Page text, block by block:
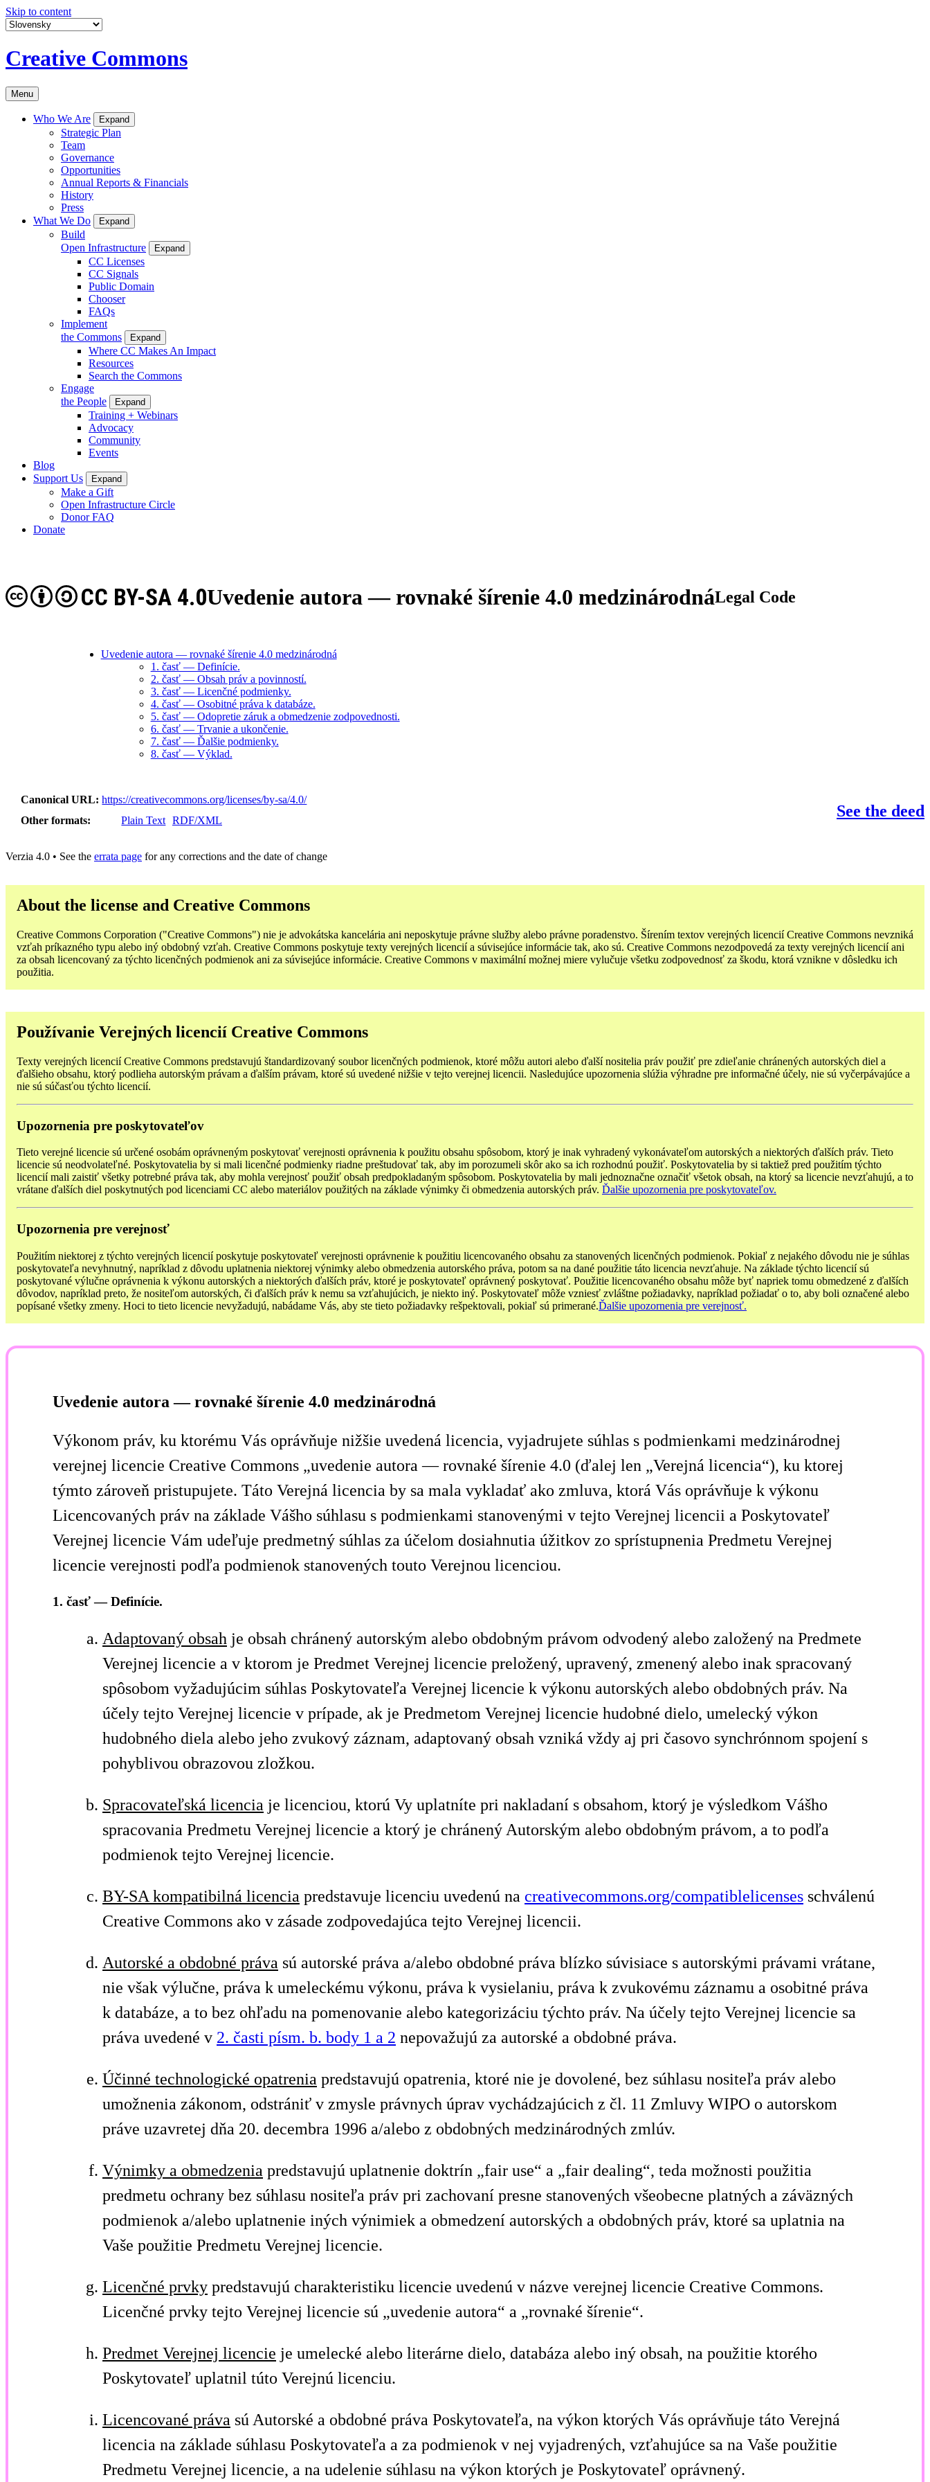
Skip to content
Creative Commons
Menu
Who We Are Expand
Strategic Plan
Team
Governance
Opportunities
Annual Reports & Financials
History
Press
What We Do
Expand
Build
Open Infrastructure
Expand
CC Licenses
CC Signals
Public Domain
Chooser
FAQs
Implement
the Commons
Expand
Where CC Makes An Impact
Resources
Search the Commons
Engage
the People
Expand
Training + Webinars
Advocacy
Community
Events
Blog
Support Us
Expand
Make a Gift
Open Infrastructure Circle
Donor FAQ
Donate
Uvedenie autora — rovnaké šírenie 4.0 medzinárodná
CC BY-SA 4.0 Legal Code
Uvedenie autora — rovnaké šírenie 4.0 medzinárodná
1. časť — Definície.
2. časť — Obsah práv a povinností.
3. časť — Licenčné podmienky.
4. časť — Osobitné práva k databáze.
5. časť — Odopretie záruk a obmedzenie zodpovednosti.
6. časť — Trvanie a ukončenie.
7. časť — Ďalšie podmienky.
8. časť — Výklad.
Canonical URL
https://creativecommons.org/licenses/by-sa/4.0/
Other formats
Plain Text RDF/XML
See the deed
Verzia 4.0 • See the errata page for any corrections and the date of change
About the license and Creative Commons
Creative Commons Corporation ("Creative Commons") nie je advokátska kancelária ani neposkytuje právne služby alebo právne poradenstvo. Šírením textov verejných licencií Creative Commons nevzniká
vzťah príkazného typu alebo iný obdobný vzťah. Creative Commons poskytuje texty verejných licencií a súvisejúce informácie tak, ako sú. Creative Commons nezodpovedá za texty verejných licencií ani
za obsah licencovaný za týchto licenčných podmienok ani za súvisejúce informácie. Creative Commons v maximální možnej miere vylučuje všetku zodpovednosť za škodu, ktorá vznikne v dôsledku ich
použitia.
Používanie Verejných licencií Creative Commons
Texty verejných licencií Creative Commons predstavujú štandardizovaný soubor licenčných podmienok, ktoré môžu autori alebo ďalší nositelia práv použiť pre zdieľanie chránených autorských diel a
ďalšieho obsahu, ktorý podlieha autorským právam a ďalším právam, ktoré sú uvedené nižšie v tejto verejnej licencii. Nasledujúce upozornenia slúžia výhradne pre informačné účely, nie sú vyčerpávajúce a
nie sú súčasťou týchto licencií.
Upozornenia pre poskytovateľov
Tieto verejné licencie sú určené osobám oprávneným poskytovať verejnosti oprávnenia k použitu obsahu spôsobom, ktorý je inak vyhradený vykonávateľom autorských a niektorých ďalších práv. Tieto
licencie sú neodvolateľné. Poskytovatelia by si mali licenčné podmienky riadne preštudovať tak, aby im porozumeli skôr ako sa ich rozhodnú použiť. Poskytovatelia by si taktiež pred použitím týchto
licencií mali zaistiť všetky potrebné práva tak, aby mohla verejnosť použiť obsah predpokladaným spôsobom. Poskytovatelia by mali jednoznačne označiť všetok obsah, na ktorý sa licencie nevzťahujú, a to
vrátane ďalších diel poskytnutých pod licenciami CC alebo materiálov použitých na základe výnimky či obmedzenia autorských práv. Ďalšie upozornenia pre poskytovateľov.
Upozornenia pre verejnosť
Použitím niektorej z týchto verejných licencií poskytuje poskytovateľ verejnosti oprávnenie k použitiu licencovaného obsahu za stanovených licenčných podmienok. Pokiaľ z nejakého dôvodu nie je súhlas
poskytovateľa nevyhnutný, napríklad z dôvodu uplatnenia niektorej výnimky alebo obmedzenia autorského práva, potom sa na dané použitie táto licencia nevzťahuje. Na základe týchto licencií sú
poskytované výlučne oprávnenia k výkonu autorských a niektorých ďalších práv, ktoré je poskytovateľ oprávnený poskytovať. Použitie licencovaného obsahu môže byť napriek tomu obmedzené z ďalších
dôvodov, napríklad preto, že nositeľom autorských, či ďalších práv k nemu sa vzťahujúcich, je niekto iný. Poskytovateľ môže vzniesť zvláštne požiadavky, napríklad požiadať o to, aby boli označené alebo
popísané všetky zmeny. Hoci to tieto licencie nevyžadujú, nabádame Vás, aby ste tieto požiadavky rešpektovali, pokiaľ sú primerané.Ďalšie upozornenia pre verejnosť.
Uvedenie autora — rovnaké šírenie 4.0 medzinárodná
Výkonom práv, ku ktorému Vás oprávňuje nižšie uvedená licencia, vyjadrujete súhlas s podmienkami medzinárodnej
verejnej licencie Creative Commons „uvedenie autora — rovnaké šírenie 4.0 (ďalej len „Verejná licencia“), ku ktorej
týmto zároveň pristupujete. Táto Verejná licencia by sa mala vykladať ako zmluva, ktorá Vás oprávňuje k výkonu
Licencovaných práv na základe Vášho súhlasu s podmienkami stanovenými v tejto Verejnej licencii a Poskytovateľ
Verejnej licencie Vám udeľuje predmetný súhlas za účelom dosiahnutia úžitkov zo sprístupnenia Predmetu Verejnej
licencie verejnosti podľa podmienok stanovených touto Verejnou licenciou.
1. časť — Definície.
Adaptovaný obsah je obsah chránený autorským alebo obdobným právom odvodený alebo založený na Predmete
Verejnej licencie a v ktorom je Predmet Verejnej licencie preložený, upravený, zmenený alebo inak spracovaný
spôsobom vyžadujúcim súhlas Poskytovateľa Verejnej licencie k výkonu autorských alebo obdobných práv. Na
účely tejto Verejnej licencie v prípade, ak je Predmetom Verejnej licencie hudobné dielo, umelecký výkon
hudobného diela alebo jeho zvukový záznam, adaptovaný obsah vzniká vždy aj pri časovo synchrónnom spojení s
pohyblivou obrazovou zložkou.
Spracovateľská licencia je licenciou, ktorú Vy uplatníte pri nakladaní s obsahom, ktorý je výsledkom Vášho
spracovania Predmetu Verejnej licencie a ktorý je chránený Autorským alebo obdobným právom, a to podľa
podmienok tejto Verejnej licencie.
BY-SA kompatibilná licencia predstavuje licenciu uvedenú na creativecommons.org/compatiblelicenses schválenú
Creative Commons ako v zásade zodpovedajúca tejto Verejnej licencii.
Autorské a obdobné práva sú autorské práva a/alebo obdobné práva blízko súvisiace s autorskými právami vrátane,
nie však výlučne, práva k umeleckému výkonu, práva k vysielaniu, práva k zvukovému záznamu a osobitné práva
k databáze, a to bez ohľadu na pomenovanie alebo kategorizáciu týchto práv. Na účely tejto Verejnej licencie sa
práva uvedené v 2. časti písm. b. body 1 a 2 nepovažujú za autorské a obdobné práva.
Účinné technologické opatrenia predstavujú opatrenia, ktoré nie je dovolené, bez súhlasu nositeľa práv alebo
umožnenia zákonom, odstrániť v zmysle právnych úprav vychádzajúcich z čl. 11 Zmluvy WIPO o autorskom
práve uzavretej dňa 20. decembra 1996 a/alebo z obdobných medzinárodných zmlúv.
Výnimky a obmedzenia predstavujú uplatnenie doktrín „fair use“ a „fair dealing“, teda možnosti použitia
predmetu ochrany bez súhlasu nositeľa práv pri zachovaní presne stanovených všeobecne platných a záväzných
podmienok a/alebo uplatnenie iných výnimiek a obmedzení autorských a obdobných práv, ktoré sa uplatnia na
Vaše použitie Predmetu Verejnej licencie.
Licenčné prvky predstavujú charakteristiku licencie uvedenú v názve verejnej licencie Creative Commons.
Licenčné prvky tejto Verejnej licencie sú „uvedenie autora“ a „rovnaké šírenie“.
Predmet Verejnej licencie je umelecké alebo literárne dielo, databáza alebo iný obsah, na použitie ktorého
Poskytovateľ uplatnil túto Verejnú licenciu.
Licencované práva sú Autorské a obdobné práva Poskytovateľa, na výkon ktorých Vás oprávňuje táto Verejná
licencia na základe súhlasu Poskytovateľa a za podmienok v nej vyjadrených, vzťahujúce sa na Vaše použitie
Predmetu Verejnej licencie, a na udelenie súhlasu na výkon ktorých je Poskytovateľ oprávnený.